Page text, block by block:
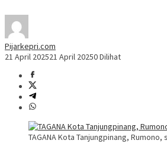
Pijarkepri.com
21 April 202521 April 20250 Dilihat
TAGANA Kota Tanjungpinang,